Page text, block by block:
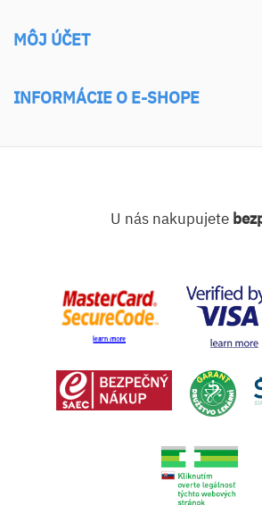
MÔJ ÚČET
INFORMÁCIE O E-SHOPE
U nás nakupujete